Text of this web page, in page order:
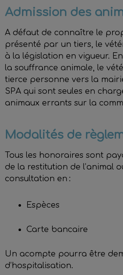
Admission des
A défaut de connaître le
présenté par un tiers, le
à la législation en vigueur.
la souffrance animale, le
tierce personne vers la
SPA qui sont seules en
animaux errants sur la
Modalités de
Tous les honoraires sont
de la restitution de l’animal
consultation en :
Espèces
Carte bancaire
Un acompte pourra être
d’hospitalisation.